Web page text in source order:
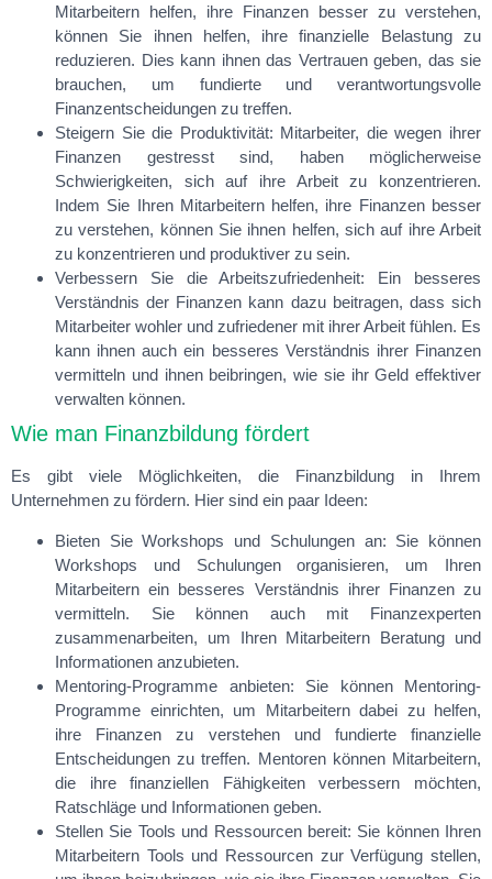
Mitarbeitern helfen, ihre Finanzen besser zu verstehen,
können Sie ihnen helfen, ihre finanzielle Belastung zu
reduzieren. Dies kann ihnen das Vertrauen geben, das sie
brauchen, um fundierte und verantwortungsvolle
Finanzentscheidungen zu treffen.
Steigern Sie die Produktivität: Mitarbeiter, die wegen ihrer
Finanzen gestresst sind, haben möglicherweise
Schwierigkeiten, sich auf ihre Arbeit zu konzentrieren.
Indem Sie Ihren Mitarbeitern helfen, ihre Finanzen besser
zu verstehen, können Sie ihnen helfen, sich auf ihre Arbeit
zu konzentrieren und produktiver zu sein.
Verbessern Sie die Arbeitszufriedenheit: Ein besseres
Verständnis der Finanzen kann dazu beitragen, dass sich
Mitarbeiter wohler und zufriedener mit ihrer Arbeit fühlen. Es
kann ihnen auch ein besseres Verständnis ihrer Finanzen
vermitteln und ihnen beibringen, wie sie ihr Geld effektiver
verwalten können.
Wie man Finanzbildung fördert
Es gibt viele Möglichkeiten, die Finanzbildung in Ihrem
Unternehmen zu fördern. Hier sind ein paar Ideen:
Bieten Sie Workshops und Schulungen an: Sie können
Workshops und Schulungen organisieren, um Ihren
Mitarbeitern ein besseres Verständnis ihrer Finanzen zu
vermitteln. Sie können auch mit Finanzexperten
zusammenarbeiten, um Ihren Mitarbeitern Beratung und
Informationen anzubieten.
Mentoring-Programme anbieten: Sie können Mentoring-
Programme einrichten, um Mitarbeitern dabei zu helfen,
ihre Finanzen zu verstehen und fundierte finanzielle
Entscheidungen zu treffen. Mentoren können Mitarbeitern,
die ihre finanziellen Fähigkeiten verbessern möchten,
Ratschläge und Informationen geben.
Stellen Sie Tools und Ressourcen bereit: Sie können Ihren
Mitarbeitern Tools und Ressourcen zur Verfügung stellen,